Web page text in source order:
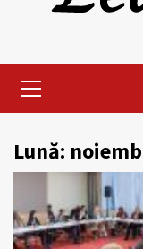
Menu
Lună: